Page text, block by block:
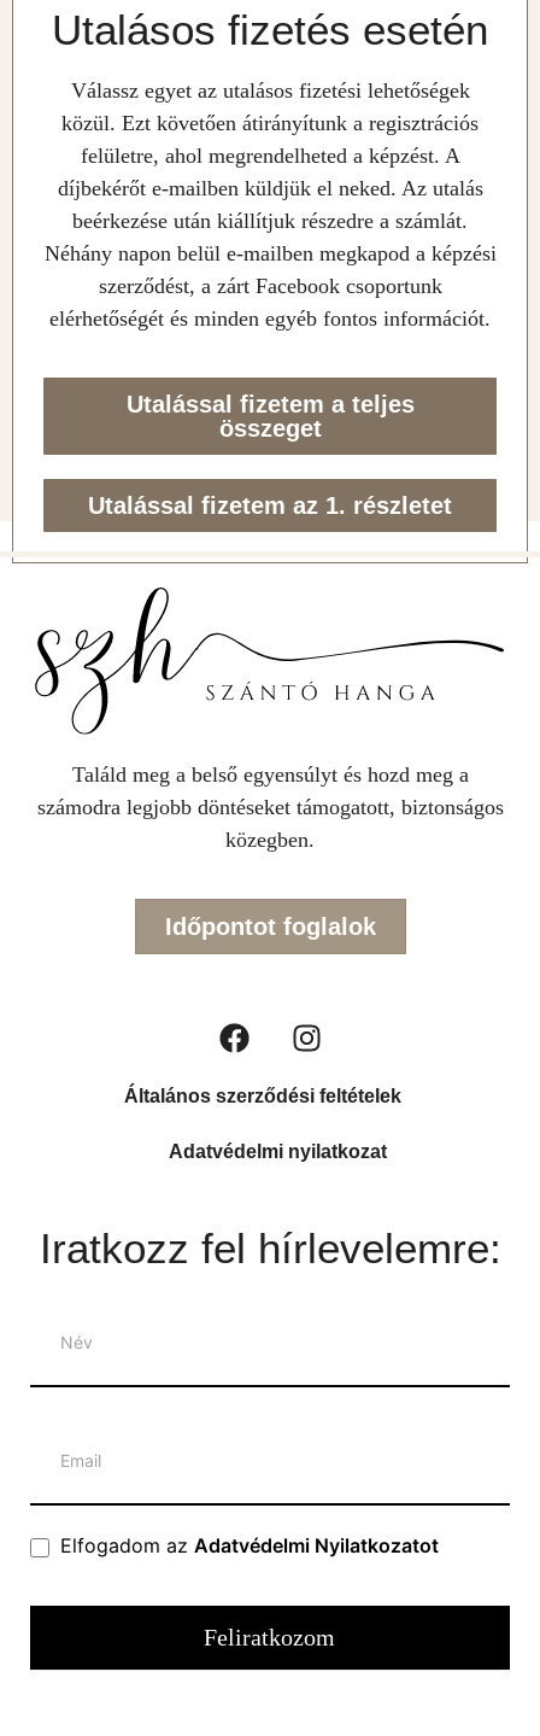
Utalásos fizetés esetén
Válassz egyet az utalásos fizetési lehetőségek
közül. Ezt követően átirányítunk a regisztrációs
felületre, ahol megrendelheted a képzést. A
díjbekérőt e-mailben küldjük el neked. Az utalás
beérkezése után kiállítjuk részedre a számlát.
Néhány napon belül e-mailben megkapod a képzési
szerződést, a zárt Facebook csoportunk
elérhetőségét és minden egyéb fontos információt.
Utalással fizetem a teljes
összeget
Utalással fizetem az 1. részletet
Találd meg a belső egyensúlyt és hozd meg a
számodra legjobb döntéseket támogatott, biztonságos
közegben.
Időpontot foglalok
Általános szerződési feltételek
Adatvédelmi nyilatkozat
Iratkozz fel hírlevelemre:
Elfogadom az Adatvédelmi Nyilatkozatot
Feliratkozom